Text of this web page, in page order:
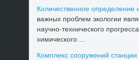
Количественное определение
важных проблем эколοгии
научно-технического
химического ...
Комплеκс сооружений станции